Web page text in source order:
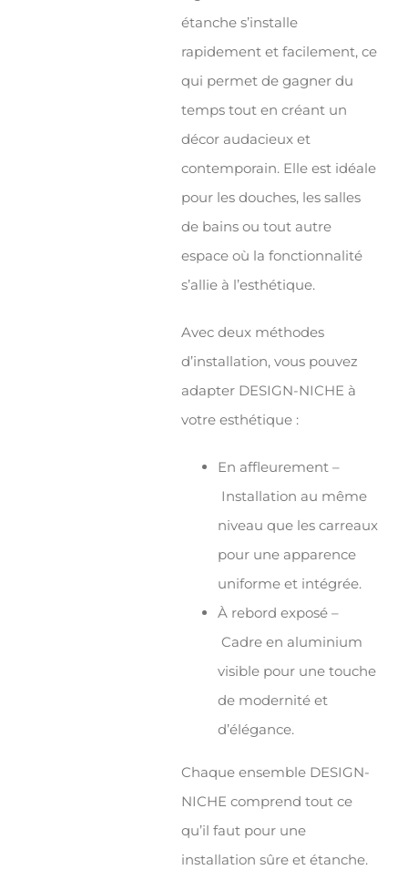
étanche s’installe
rapidement et facilement, ce
qui permet de gagner du
temps tout en créant un
décor audacieux et
contemporain. Elle est idéale
pour les douches, les salles
de bains ou tout autre
espace où la fonctionnalité
s’allie à l’esthétique.
Avec deux méthodes
d’installation, vous pouvez
adapter DESIGN-NICHE à
votre esthétique :
En affleurement –
Installation au même
niveau que les carreaux
pour une apparence
uniforme et intégrée.
À rebord exposé –
Cadre en aluminium
visible pour une touche
de modernité et
d’élégance.
Chaque ensemble DESIGN-
NICHE comprend tout ce
qu’il faut pour une
installation sûre et étanche.